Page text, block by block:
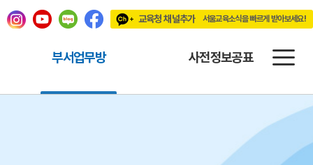
교육청 채널추가 서울교육소식을 빠르게 받아보세요!
빠르게 받아보세요!
부서업무방 사전정보공표